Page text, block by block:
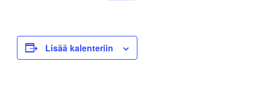
Lisää kalenteriin